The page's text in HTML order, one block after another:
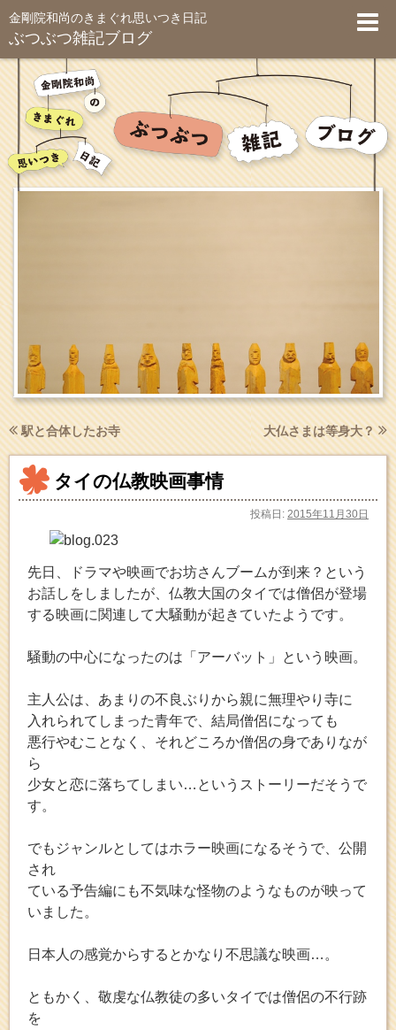
金剛院和尚のきまぐれ思いつき日記
ぶつぶつ雑記ブログ
駅と合体したお寺 大仏さまは等身大？
タイの仏教映画事情
投稿日: 2015年11月30日
先日、ドラマや映画でお坊さんブームが到来？という
お話しをしましたが、仏教大国のタイでは僧侶が登場
する映画に関連して大騒動が起きていたようです。
騒動の中心になったのは「アーバット」という映画。
主人公は、あまりの不良ぶりから親に無理やり寺に
入れられてしまった青年で、結局僧侶になっても
悪行やむことなく、それどころか僧侶の身でありなが
ら
少女と恋に落ちてしまい…というストーリーだそうで
す。
でもジャンルとしてはホラー映画になるそうで、公開
され
ている予告編にも不気味な怪物のようなものが映って
いました。
日本人の感覚からするとかなり不思議な映画…。
ともかく、敬虔な仏教徒の多いタイでは僧侶の不行跡
を